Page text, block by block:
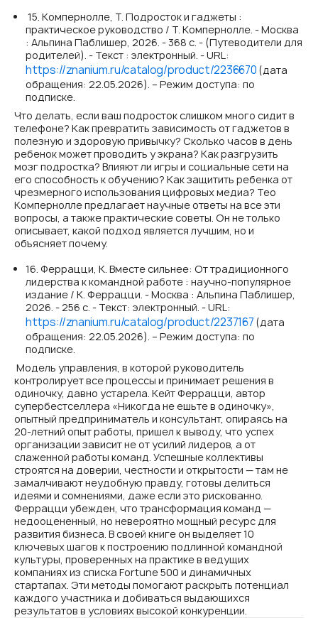
15. Компернолле, Т. Подросток и гаджеты :
практическое руководство / Т. Компернолле. - Москва
: Альпина Паблишер, 2026. - 368 с. - (Путеводители для
родителей). - Текст : электронный. - URL:
https://znanium.ru/catalog/product/2236670 (дата
обращения: 22.05.2026). – Режим доступа: по
подписке.
Что делать, если ваш подросток слишком много сидит в
телефоне? Как превратить зависимость от гаджетов в
полезную и здоровую привычку? Сколько часов в день
ребенок может проводить у экрана? Как разгрузить
мозг подростка? Влияют ли игры и социальные сети на
его способность к обучению? Как защитить ребенка от
чрезмерного использования цифровых медиа? Тео
Компернолле предлагает научные ответы на все эти
вопросы, а также практические советы. Он не только
описывает, какой подход является лучшим, но и
объясняет почему.
16. Феррацци, К. Вместе сильнее: От традиционного
лидерства к командной работе : научно-популярное
издание / К. Феррацци. - Москва : Альпина Паблишер,
2026. - 256 с. - Текст: электронный. - URL:
https://znanium.ru/catalog/product/2237167 (дата
обращения: 22.05.2026). – Режим доступа: по
подписке.
Модель управления, в которой руководитель
контролирует все процессы и принимает решения в
одиночку, давно устарела. Кейт Феррацци, автор
супербестселлера «Никогда не ешьте в одиночку»,
опытный предприниматель и консультант, опираясь на
20-летний опыт работы, пришел к выводу, что успех
организации зависит не от усилий лидеров, а от
слаженной работы команд. Успешные коллективы
строятся на доверии, честности и открытости — там не
замалчивают неудобную правду, готовы делиться
идеями и сомнениями, даже если это рискованно.
Феррацци убежден, что трансформация команд —
недооцененный, но невероятно мощный ресурс для
развития бизнеса. В своей книге он выделяет 10
ключевых шагов к построению подлинной командной
культуры, проверенных на практике в ведущих
компаниях из списка Fortune 500 и динамичных
стартапах. Эти методы помогают раскрыть потенциал
каждого участника и добиваться выдающихся
результатов в условиях высокой конкуренции.